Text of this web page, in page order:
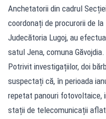
Anchetatorii din cadrul
coordonați de procurorii de
Judecătoria Lugoj, au
satul Jena, comuna Găvojdia.
Potrivit investigațiilor, doi
suspectați că, în perioada
repetat panouri fotovoltaice,
stații de telecomunicații